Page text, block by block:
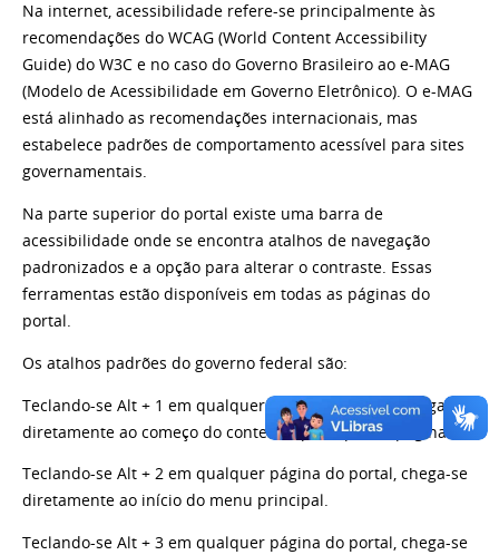
Na internet, acessibilidade refere-se principalmente às
recomendações do WCAG (World Content Accessibility
Guide) do W3C e no caso do Governo Brasileiro ao e-MAG
(Modelo de Acessibilidade em Governo Eletrônico). O e-MAG
está alinhado as recomendações internacionais, mas
estabelece padrões de comportamento acessível para sites
governamentais.
Na parte superior do portal existe uma barra de
acessibilidade onde se encontra atalhos de navegação
padronizados e a opção para alterar o contraste. Essas
ferramentas estão disponíveis em todas as páginas do
portal.
Os atalhos padrões do governo federal são:
Teclando-se Alt + 1 em qualquer página do portal, chega-se
diretamente ao começo do conteúdo principal da página.
Teclando-se Alt + 2 em qualquer página do portal, chega-se
diretamente ao início do menu principal.
Teclando-se Alt + 3 em qualquer página do portal, chega-se